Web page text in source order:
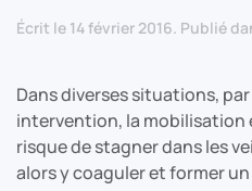
Écrit le 14 février 2016. Publié
Dans diverses situations,
intervention, la mobilisation
risque de stagner dans les
alors y coaguler et former